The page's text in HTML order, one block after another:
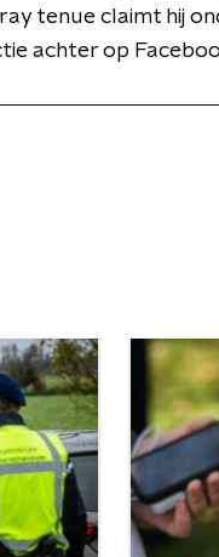
tenue claimt hij
achter op